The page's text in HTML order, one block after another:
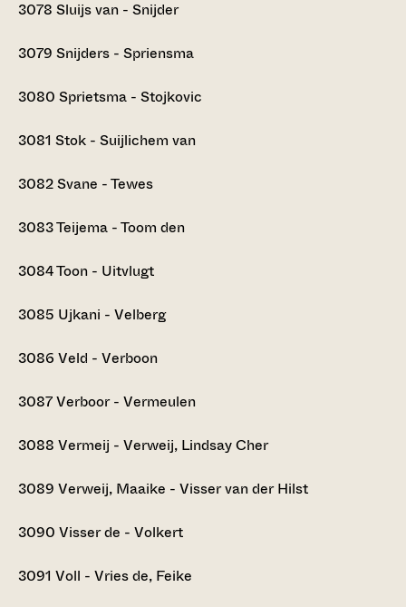
3078 Sluijs van - Snijder
3079 Snijders - Spriensma
3080 Sprietsma - Stojkovic
3081 Stok - Suijlichem van
3082Svane - Tewes
3083Teijema - Toom den
3084Toon - Uitvlugt
3085 Ujkani - Velberg
3086 Veld - Verboon
3087Verboor - Vermeulen
3088 Vermeij - Verweij, Lindsay Cher
3089 Verweij, Maaike - Visser van der Hilst
3090 Visser de - Volkert
3091 Voll - Vries de, Feike